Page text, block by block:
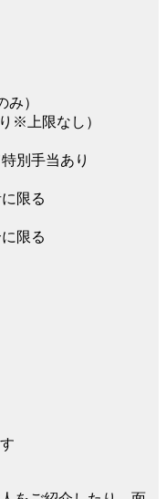
み）
※上限なし）
別手当あり
限る
限る